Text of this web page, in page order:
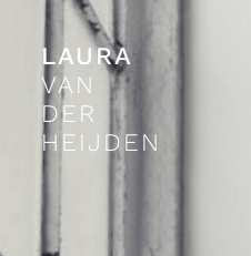
LAURA
VAN
DER
HEIJDEN